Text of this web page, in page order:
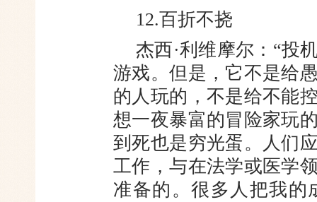
12.百折不挠
杰西·利维摩尔：“投
游戏。但是，它不是给
的人玩的，不是给不能
想一夜暴富的冒险家玩
到死也是穷光蛋。人们
工作，与在法学或医学
准备的。很多人把我的